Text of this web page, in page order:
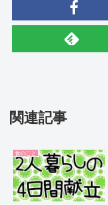
関連記事
食のこと